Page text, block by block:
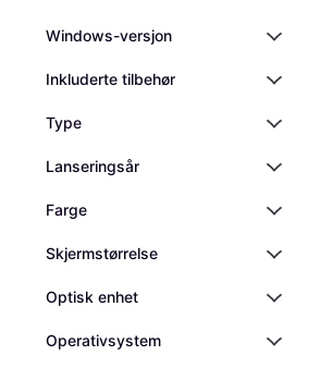
Windows-versjon
Inkluderte tilbehør
Type
Lanseringsår
Farge
Skjermstørrelse
Optisk enhet
Operativsystem